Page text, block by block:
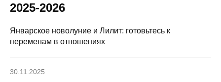
2025-2026
Январское новолуние и Лилит: готовьтесь к
переменам в отношениях
30.11.2025